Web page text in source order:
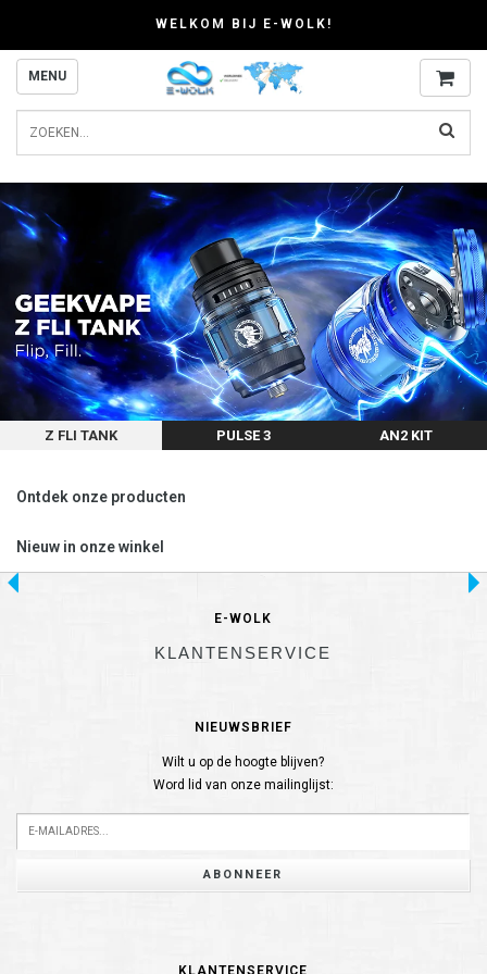
WELKOM BIJ E-WOLK!
MENU
Z FLI TANK PULSE 3 AN2 KIT
Ontdek onze producten
Nieuw in onze winkel
E-WOLK
KLANTENSERVICE
NIEUWSBRIEF
Wilt u op de hoogte blijven?
Word lid van onze mailinglijst:
ABONNEER
KLANTENSERVICE